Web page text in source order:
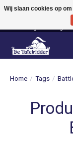
Vanaf 80 euro gratis
verzending naar België
Home / Tags /
Wij slaan cookies op